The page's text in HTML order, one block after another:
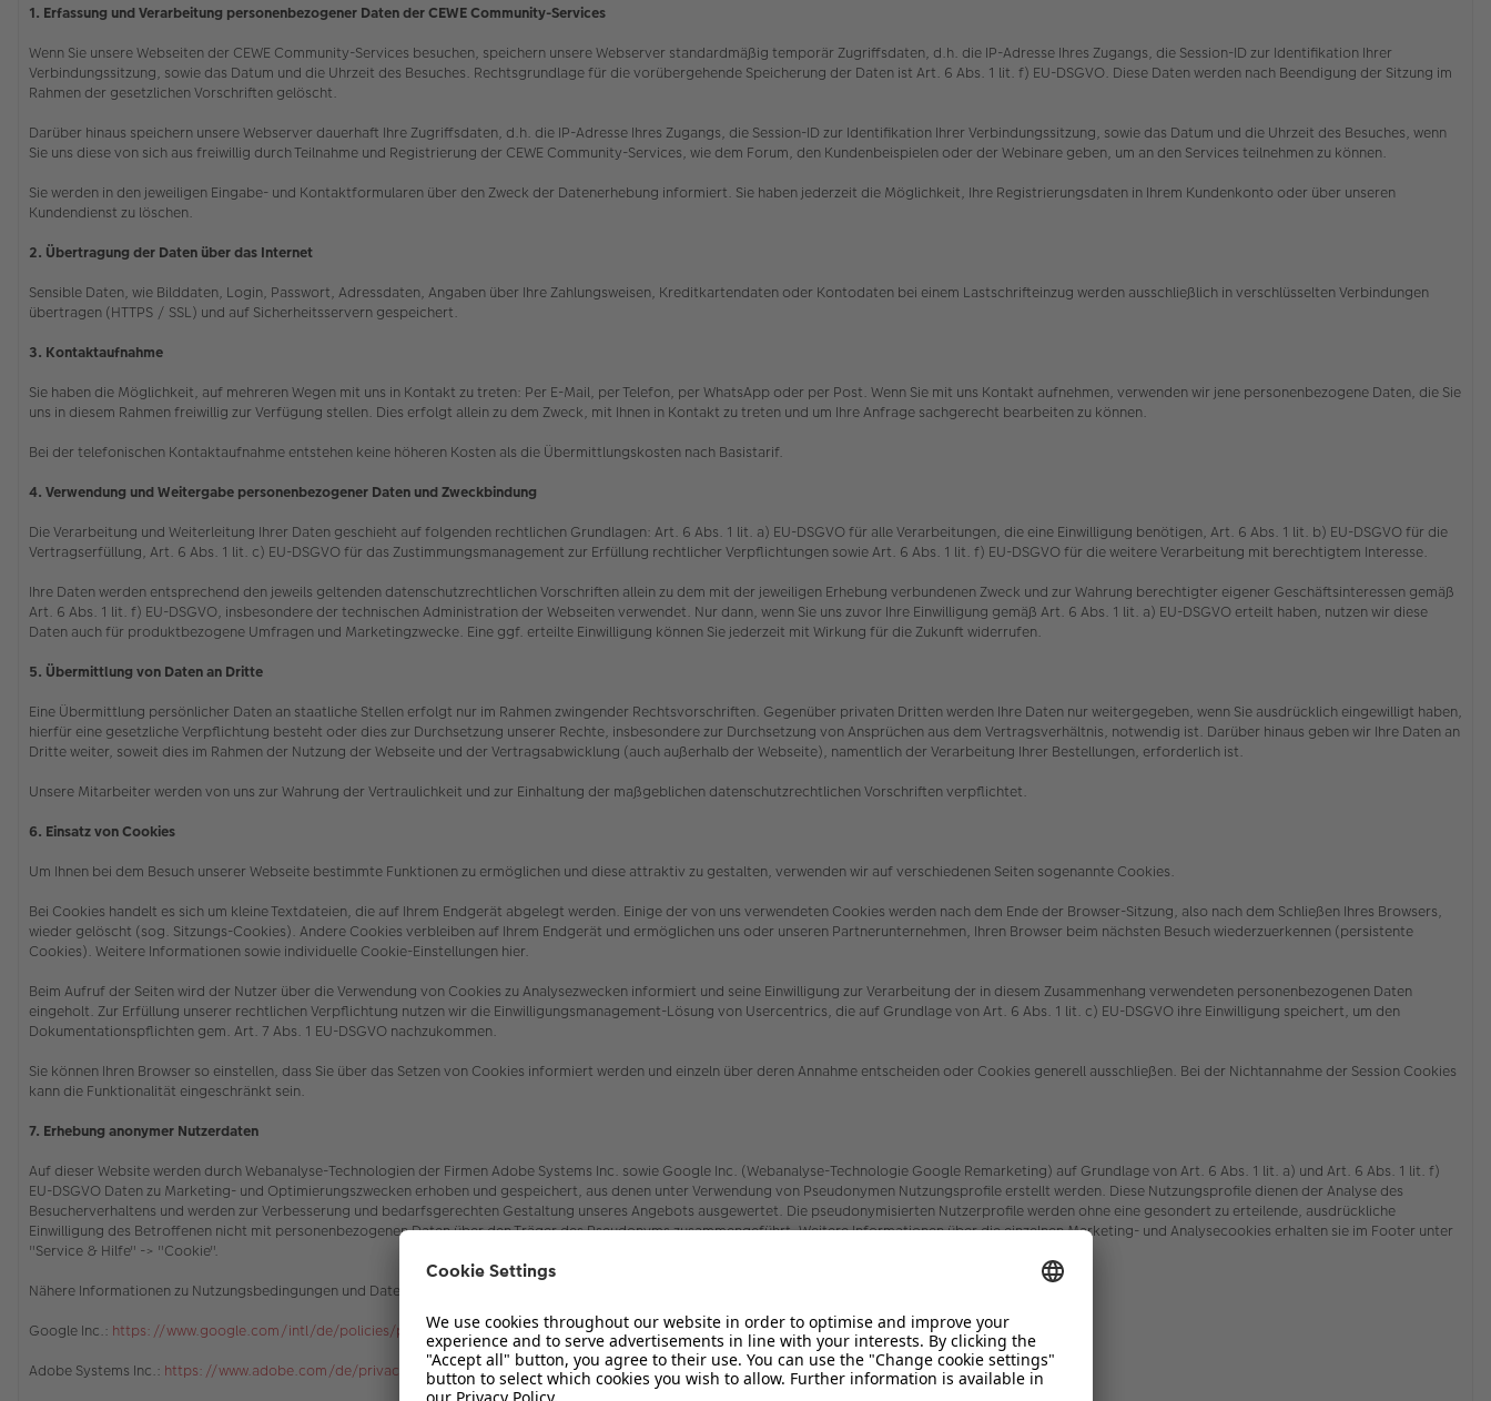
1. Erfassung und Verarbeitung personenbezogener Daten der CEWE Community-Services
Wenn Sie unsere Webseiten der CEWE Community-Services besuchen, speichern unsere Webserver standardmäßig temporär Zugriffsdaten, d.h. die IP-Adresse Ihres Zugangs, die Session-ID zur Identifikation Ihrer
Verbindungssitzung, sowie das Datum und die Uhrzeit des Besuches. Rechtsgrundlage für die vorübergehende Speicherung der Daten ist Art. 6 Abs. 1 lit. f) EU-DSGVO. Diese Daten werden nach Beendigung der Sitzung im
Rahmen der gesetzlichen Vorschriften gelöscht.
Darüber hinaus speichern unsere Webserver dauerhaft Ihre Zugriffsdaten, d.h. die IP-Adresse Ihres Zugangs, die Session-ID zur Identifikation Ihrer Verbindungssitzung, sowie das Datum und die Uhrzeit des Besuches, wenn
Sie uns diese von sich aus freiwillig durch Teilnahme und Registrierung der CEWE Community-Services, wie dem Forum, den Kundenbeispielen oder der Webinare geben, um an den Services teilnehmen zu können.
Sie werden in den jeweiligen Eingabe- und Kontaktformularen über den Zweck der Datenerhebung informiert. Sie haben jederzeit die Möglichkeit, Ihre Registrierungsdaten in Ihrem Kundenkonto oder über unseren
Kundendienst zu löschen.
2. Übertragung der Daten über das Internet
Sensible Daten, wie Bilddaten, Login, Passwort, Adressdaten, Angaben über Ihre Zahlungsweisen, Kreditkartendaten oder Kontodaten bei einem Lastschrifteinzug werden ausschließlich in verschlüsselten Verbindungen
übertragen (HTTPS / SSL) und auf Sicherheitsservern gespeichert.
3. Kontaktaufnahme
Sie haben die Möglichkeit, auf mehreren Wegen mit uns in Kontakt zu treten: Per E-Mail, per Telefon, per WhatsApp oder per Post. Wenn Sie mit uns Kontakt aufnehmen, verwenden wir jene personenbezogene Daten, die Sie
uns in diesem Rahmen freiwillig zur Verfügung stellen. Dies erfolgt allein zu dem Zweck, mit Ihnen in Kontakt zu treten und um Ihre Anfrage sachgerecht bearbeiten zu können.
Bei der telefonischen Kontaktaufnahme entstehen keine höheren Kosten als die Übermittlungskosten nach Basistarif.
4. Verwendung und Weitergabe personenbezogener Daten und Zweckbindung
Die Verarbeitung und Weiterleitung Ihrer Daten geschieht auf folgenden rechtlichen Grundlagen: Art. 6 Abs. 1 lit. a) EU-DSGVO für alle Verarbeitungen, die eine Einwilligung benötigen, Art. 6 Abs. 1 lit. b) EU-DSGVO für die
Vertragserfüllung, Art. 6 Abs. 1 lit. c) EU-DSGVO für das Zustimmungsmanagement zur Erfüllung rechtlicher Verpflichtungen sowie Art. 6 Abs. 1 lit. f) EU-DSGVO für die weitere Verarbeitung mit berechtigtem Interesse.
Ihre Daten werden entsprechend den jeweils geltenden datenschutzrechtlichen Vorschriften allein zu dem mit der jeweiligen Erhebung verbundenen Zweck und zur Wahrung berechtigter eigener Geschäftsinteressen gemäß
Art. 6 Abs. 1 lit. f) EU-DSGVO, insbesondere der technischen Administration der Webseiten verwendet. Nur dann, wenn Sie uns zuvor Ihre Einwilligung gemäß Art. 6 Abs. 1 lit. a) EU-DSGVO erteilt haben, nutzen wir diese
Daten auch für produktbezogene Umfragen und Marketingzwecke. Eine ggf. erteilte Einwilligung können Sie jederzeit mit Wirkung für die Zukunft widerrufen.
5. Übermittlung von Daten an Dritte
Eine Übermittlung persönlicher Daten an staatliche Stellen erfolgt nur im Rahmen zwingender Rechtsvorschriften. Gegenüber privaten Dritten werden Ihre Daten nur weitergegeben, wenn Sie ausdrücklich eingewilligt haben,
hierfür eine gesetzliche Verpflichtung besteht oder dies zur Durchsetzung unserer Rechte, insbesondere zur Durchsetzung von Ansprüchen aus dem Vertragsverhältnis, notwendig ist. Darüber hinaus geben wir Ihre Daten an
Dritte weiter, soweit dies im Rahmen der Nutzung der Webseite und der Vertragsabwicklung (auch außerhalb der Webseite), namentlich der Verarbeitung Ihrer Bestellungen, erforderlich ist.
Unsere Mitarbeiter werden von uns zur Wahrung der Vertraulichkeit und zur Einhaltung der maßgeblichen datenschutzrechtlichen Vorschriften verpflichtet.
6. Einsatz von Cookies
Um Ihnen bei dem Besuch unserer Webseite bestimmte Funktionen zu ermöglichen und diese attraktiv zu gestalten, verwenden wir auf verschiedenen Seiten sogenannte Cookies.
Bei Cookies handelt es sich um kleine Textdateien, die auf Ihrem Endgerät abgelegt werden. Einige der von uns verwendeten Cookies werden nach dem Ende der Browser-Sitzung, also nach dem Schließen Ihres Browsers,
wieder gelöscht (sog. Sitzungs-Cookies). Andere Cookies verbleiben auf Ihrem Endgerät und ermöglichen uns oder unseren Partnerunternehmen, Ihren Browser beim nächsten Besuch wiederzuerkennen (persistente
Cookies). Weitere Informationen sowie individuelle Cookie-Einstellungen hier.
Beim Aufruf der Seiten wird der Nutzer über die Verwendung von Cookies zu Analysezwecken informiert und seine Einwilligung zur Verarbeitung der in diesem Zusammenhang verwendeten personenbezogenen Daten
eingeholt. Zur Erfüllung unserer rechtlichen Verpflichtung nutzen wir die Einwilligungsmanagement-Lösung von Usercentrics, die auf Grundlage von Art. 6 Abs. 1 lit. c) EU-DSGVO ihre Einwilligung speichert, um den
Dokumentationspflichten gem. Art. 7 Abs. 1 EU-DSGVO nachzukommen.
Sie können Ihren Browser so einstellen, dass Sie über das Setzen von Cookies informiert werden und einzeln über deren Annahme entscheiden oder Cookies generell ausschließen. Bei der Nichtannahme der Session Cookies
kann die Funktionalität eingeschränkt sein.
7. Erhebung anonymer Nutzerdaten
Auf dieser Website werden durch Webanalyse-Technologien der Firmen Adobe Systems Inc. sowie Google Inc. (Webanalyse-Technologie Google Remarketing) auf Grundlage von Art. 6 Abs. 1 lit. a) und Art. 6 Abs. 1 lit. f)
EU-DSGVO Daten zu Marketing- und Optimierungszwecken erhoben und gespeichert, aus denen unter Verwendung von Pseudonymen Nutzungsprofile erstellt werden. Diese Nutzungsprofile dienen der Analyse des
Besucherverhaltens und werden zur Verbesserung und bedarfsgerechten Gestaltung unseres Angebots ausgewertet. Die pseudonymisierten Nutzerprofile werden ohne eine gesondert zu erteilende, ausdrückliche
Einwilligung des Betroffenen nicht mit personenbezogenen Daten über den Träger des Pseudonyms zusammengeführt. Weitere Informationen über die einzelnen Marketing- und Analysecookies erhalten sie im Footer unter
"Service & Hilfe" -> "Cookie".
Nähere Informationen zu Nutzungsbedingungen und Datenschutz finden Sie hier:
Google Inc.: https://www.google.com/intl/de/policies/privacy/partners/
Adobe Systems Inc.: https://www.adobe.com/de/privacy/policy.html